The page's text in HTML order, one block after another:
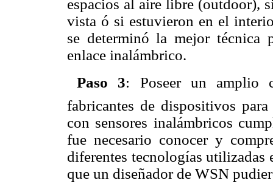
espacios al aire libre (outdoor),
vista ó si estuvieron en el
se determinó la mejor técnica
enlace inalámbrico.
Paso 3: Poseer un amplio
fabricantes de dispositivos
con sensores inalámbricos
fue necesario conocer y
diferentes tecnologías utilizadas
que un diseñador de WSN